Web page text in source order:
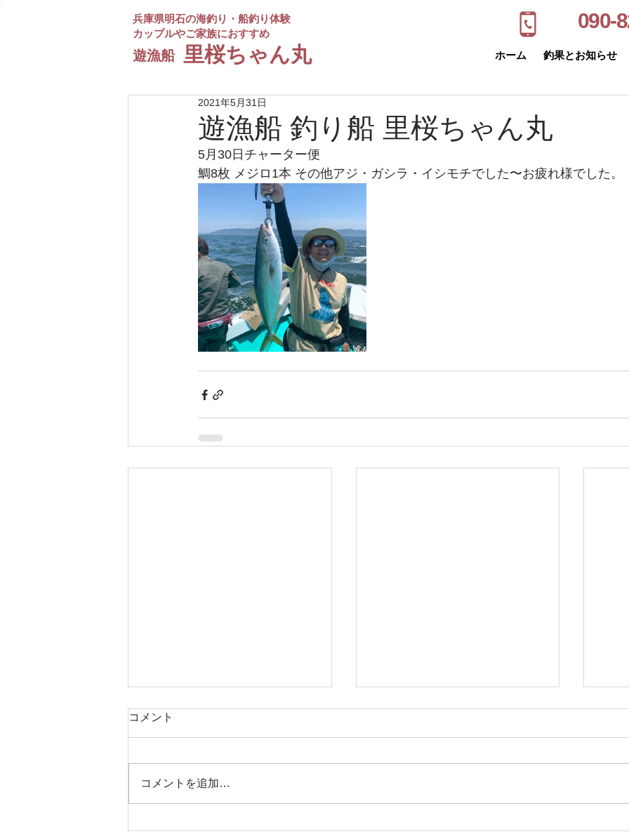
兵庫県明石の海釣り・船釣り体験
カップルやご家族におすすめ
遊漁船 ​里桜ちゃん丸
090-
ホーム 釣果とお知らせ
遊漁船 釣り船 里桜ちゃん丸
2021年5月31日
5月30日チャーター便
鯛8枚 メジロ1本 その他アジ・ガシラ・イシモチでした〜お疲れ様でした。
本日タコ便 18日タコ便 10
コメント
コメントを追加…